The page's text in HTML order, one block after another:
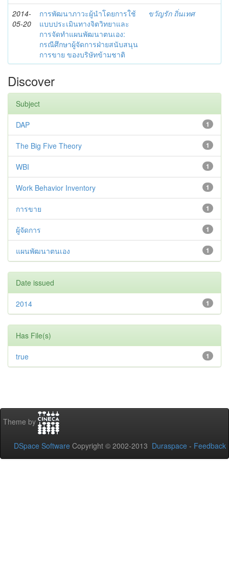
2014-
05-20
การพัฒนาภาวะผู้นำโดยการใช้
แบบประเมินทางจิตวิทยาและ
การจัดทำแผนพัฒนาตนเอง:
กรณีศึกษาผู้จัดการฝ่ายสนับสนุน
การขาย ของบริษัทข้ามชาติ
ขวัญรัก ถิ่นเทศ
Discover
Subject
1
DAP
1
The Big Five Theory
1
WBI
1
Work Behavior Inventory
1
การขาย
1
ผู้จัดการ
1
แผนพัฒนาตนเอง
Date issued
1
2014
Has File(s)
1
true
Theme by
DSpace Software Copyright © 2002-2013 Duraspace - Feedback